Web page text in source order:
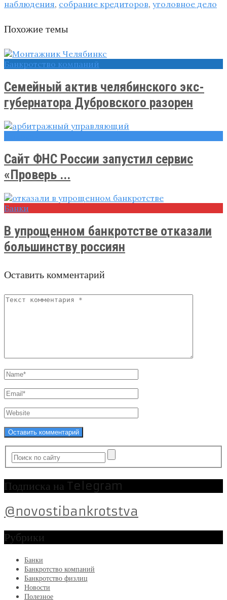
наблюдения, собрание кредиторов, уголовное дело
Похожие темы
Банкротство компаний
Семейный актив челябинского экс-
губернатора Дубровского разорен
Сайт ФНС России запустил сервис
«Проверь ...
Банки
В упрощенном банкротстве отказали
большинству россиян
Оставить комментарий
Подписка на Telegram
@novostibankrotstva
Рубрики
Банки
Банкротство компаний
Банкротство физлиц
Новости
Полезное